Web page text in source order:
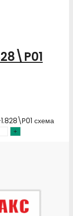
схема